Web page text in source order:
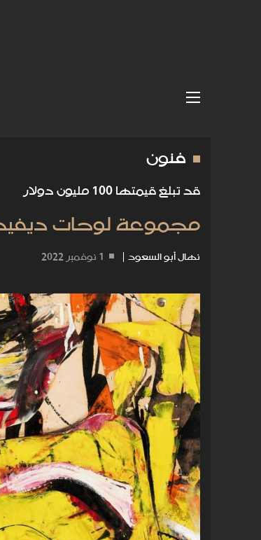
فنون
قد تبلغ قيمتها 100 مليون دولار
مجموعة لوحات ديفيد
نهال أبو السعود | 1 نوفمبر 2022